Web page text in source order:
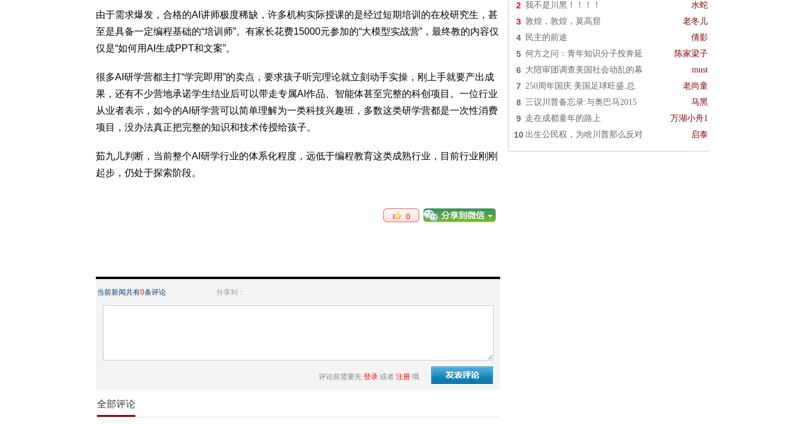
由于需求爆发，合格的AI讲师极度稀缺，许多机构实际授课的是经过短期培训的在校研究生，甚
至是具备一定编程基础的“培训师”。有家长花费15000元参加的“大模型实战营”，最终教的内容仅
仅是“如何用AI生成PPT和文案”。
很多AI研学营都主打“学完即用”的卖点，要求孩子听完理论就立刻动手实操，刚上手就要产出成
果，还有不少营地承诺学生结业后可以带走专属AI作品、智能体甚至完整的科创项目。一位行业
从业者表示，如今的AI研学营可以简单理解为一类科技兴趣班，多数这类研学营都是一次性消费
项目，没办法真正把完整的知识和技术传授给孩子。
茹九儿判断，当前整个AI研学行业的体系化程度，远低于编程教育这类成熟行业，目前行业刚刚
起步，仍处于探索阶段。
0
当前新闻共有0条评论 分享到：
评论前需要先 登录 或者 注册 哦
全部评论
2 我不是川黑！！！！ 水蛇
3 敦煌，敦煌，莫高窟 老冬儿
4 民主的前途 倩影
5 何方之问：青年知识分子投奔延 陈家梁子
6 大陪审团调查美国社会动乱的幕 must
7 250周年国庆.美国足球旺盛.总 老尚童
8 三议川普备忘录:与奥巴马2015 马黑
9 走在成都童年的路上 万湖小舟1
10 出生公民权，为啥川普那么反对 启泰